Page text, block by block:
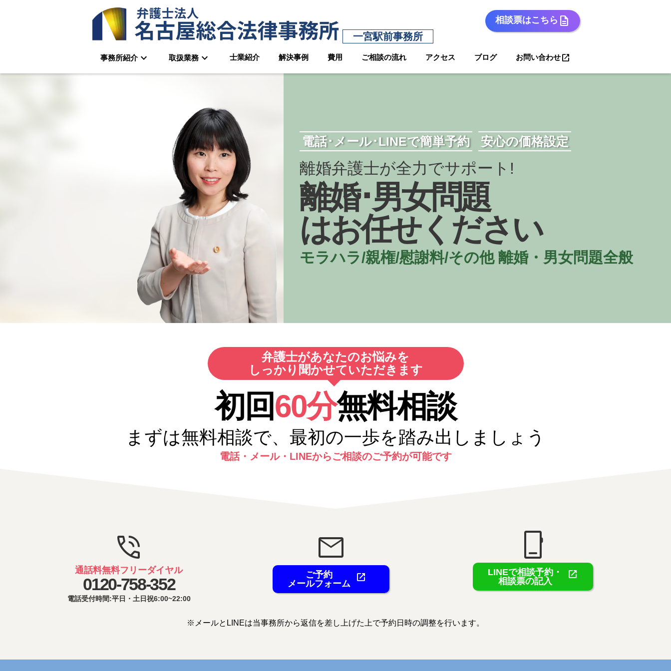
一宮駅前事務所
相談票はこちら description
事務所紹介keyboard_arrow_down 取扱業務 keyboard_arrow_down 士業紹介 解決事例 費用 ご相談の流れ アクセス ブログ お問い合わせopen_in_new
電話･メール･LINEで簡単予約 安心の価格設定
離婚弁護士が全力でサポート!
離婚･男女問題
はお任せください
モラハラ/親権/慰謝料/その他 離婚・男女問題全般
弁護士があなたのお悩みを
しっかり聞かせていただきます
初回60分無料相談
まずは無料相談で、最初の一歩を踏み出しましょう
電話・メール・LINEからご相談のご予約が可能です
phone_in_talk
通話料無料フリーダイヤル
0120-758-352
電話受付時間:平日・土日祝6:00~22:00
mail
ご予約
メールフォーム
open_in_new
phone_iphone
LINEで相談予約・
相談票の記入
open_in_new
※メールとLINEは当事務所から返信を差し上げた上で予約日時の調整を行います。